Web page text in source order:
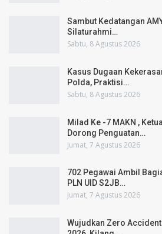
Sambut Kedatangan
Silaturahmi…
Sabtu, 8 Agustus 2026
Kasus Dugaan
Polda, Praktisi…
Sabtu, 8 Agustus 2026
Milad Ke -7 MAKN ,
Dorong Penguatan…
Jumat, 7 Agustus 2026
702 Pegawai Ambil
PLN UID S2JB…
Jumat, 7 Agustus 2026
Wujudkan Zero Accident